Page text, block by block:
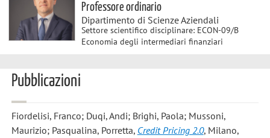
Professore ordinario
Dipartimento di Scienze Aziendali
Settore scientifico disciplinare: ECON-09/B
Economia degli intermediari finanziari
Pubblicazioni
Fiordelisi, Franco; Duqi, Andi; Brighi, Paola; Mussoni,
Maurizio; Pasqualina, Porretta, Credit Pricing 2.0, Milano,